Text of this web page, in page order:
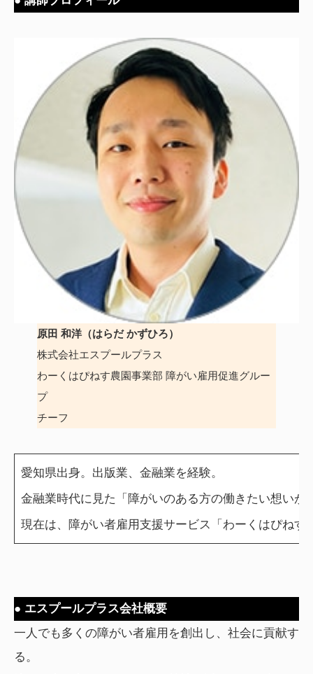
原田 和洋（はらだ かずひろ）
株式会社エスプールプラス
わーくはぴねす農園事業部 障がい雇用促進グルー
プ
チーフ
愛知県出身。出版業、金融業を経験。
金融業時代に見た「障がいのある方の働きたい想い
現在は、障がい者雇用支援サービス「わーくはぴね
● エスプールプラス会社概要
一人でも多くの障がい者雇用を創出し、社会に貢献す
る。